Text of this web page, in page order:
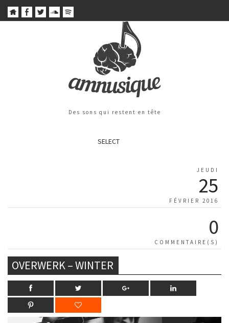
Des sons qui restent en tête
SELECT
JEUDI
25
FÉVRIER 2016
0
COMMENTAIRE(S)
OVERWERK – WINTER